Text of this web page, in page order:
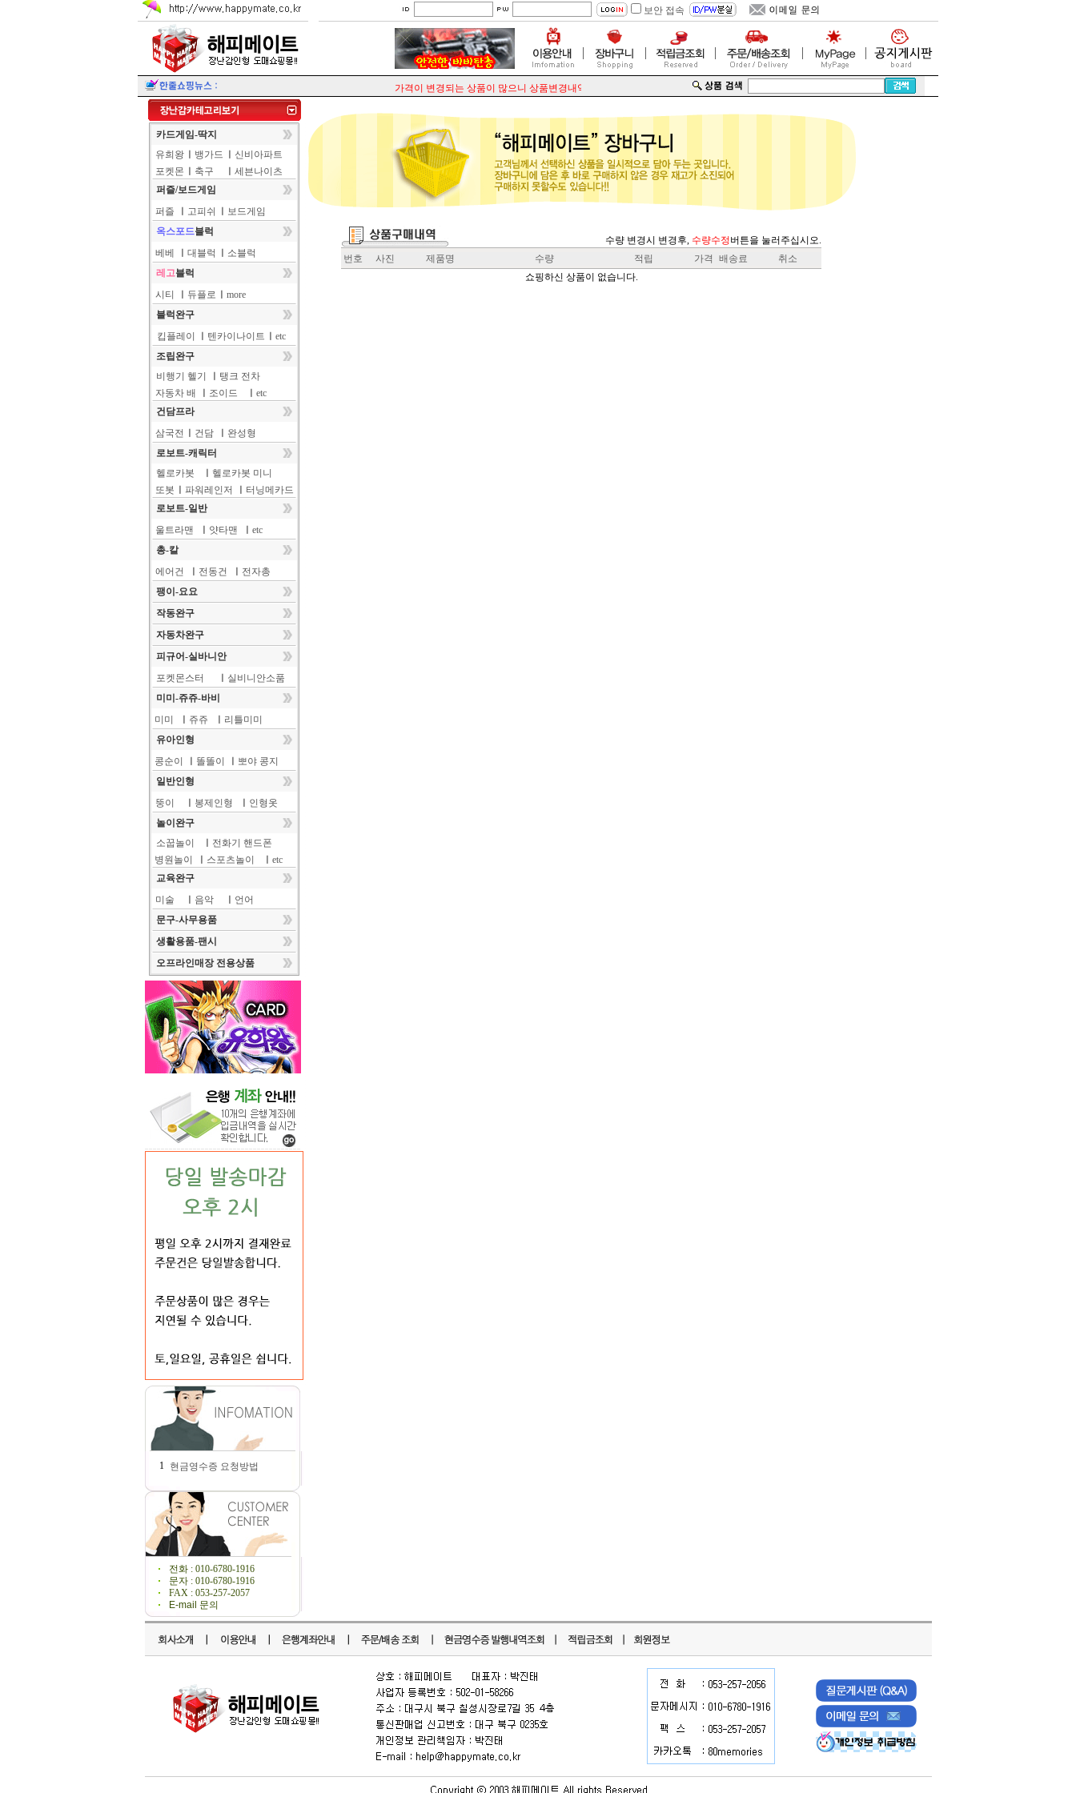
보안 접속
가격이 변경되는 상품이 많으니 상품변경내역을 꼭 확인해주세요.
카드게임-딱지
유희왕
뱅가드
신비아파트
포켓몬
축구
세븐나이츠
퍼즐/보드게임
퍼즐
고피쉬
보드게임
옥스포드블럭
베베
대블럭
소블럭
레고블럭
시티
듀플로
more
블럭완구
킵플레이
텐카이나이트
etc
조립완구
비행기 헬기
탱크 전차
자동차 배
조이드
etc
건담프라
삼국전
건담
완성형
로보트-캐릭터
헬로카봇
헬로카봇 미니
또봇
파워레인저
터닝메카드
로보트-일반
울트라맨
얏타맨
etc
총-칼
에어건
전동건
전자총
팽이-요요
작동완구
자동차완구
피규어-실바니안
포켓몬스터
실비니안소품
미미-쥬쥬-바비
미미
쥬쥬
리틀미미
유아인형
콩순이
똘똘이
뽀야 콩지
일반인형
뚱이
봉제인형
인형옷
놀이완구
소꿉놀이
전화기 핸드폰
병원놀이
스포츠놀이
etc
교육완구
미술
음악
언어
문구-사무용품
생활용품-팬시
오프라인매장 전용상품
1 현금영수증 요청방법
전화 : 010-6780-1916
문자 : 010-6780-1916
FAX : 053-257-2057
E-mail 문의
수량 변경시 변경후, 수량수정버튼을 눌러주십시오.
번호
사진 제품명 수량 적립 가격 배송료
취소
쇼핑하신 상품이 없습니다.